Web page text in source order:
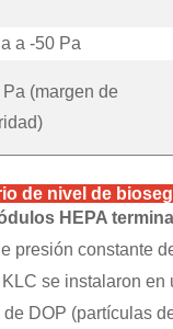
a -50 Pa
(margen de
de nivel de
HEPA
presión constante
se instalaron
DOP (partículas